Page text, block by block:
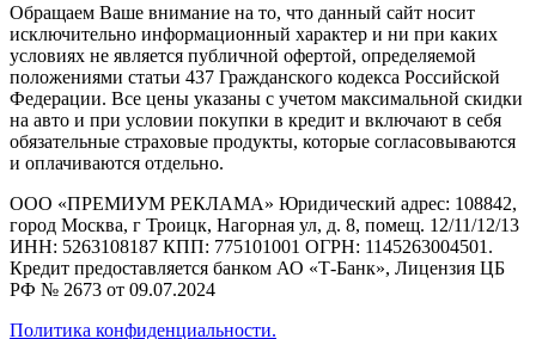
Обращаем Ваше внимание на то, что данный сайт носит
исключительно информационный характер и ни при каких
условиях не является публичной офертой, определяемой
положениями статьи 437 Гражданского кодекса Российской
Федерации. Все цены указаны с учетом максимальной скидки
на авто и при условии покупки в кредит и включают в себя
обязательные страховые продукты, которые согласовываются
и оплачиваются отдельно.
ООО «ПРЕМИУМ РЕКЛАМА» Юридический адрес: 108842,
город Москва, г Троицк, Нагорная ул, д. 8, помещ. 12/11/12/13
ИНН: 5263108187 КПП: 775101001 ОГРН: 1145263004501.
Кредит предоставляется банком АО «Т-Банк», Лицензия ЦБ
РФ № 2673 от 09.07.2024
Политика конфиденциальности.